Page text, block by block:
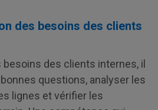
des besoins des clients
des clients internes, il
questions, analyser les
lignes et vérifier les